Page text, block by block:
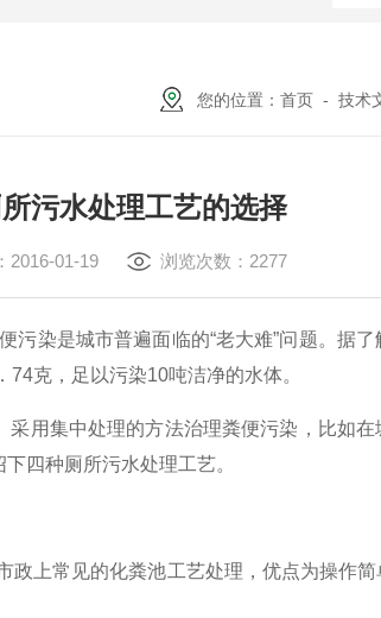
您的位置： 首页 - 技术
污水处理工艺的选择
2016-01-19 浏览次数：2277
染是城市普遍面临的“老大难”问题。据
． 74克，足以污染10吨洁净的水体。
用集中处理的方法治理粪便污染，比如
四种厕所污水处理工艺。
上常见的化粪池工艺处理，优点为操作简